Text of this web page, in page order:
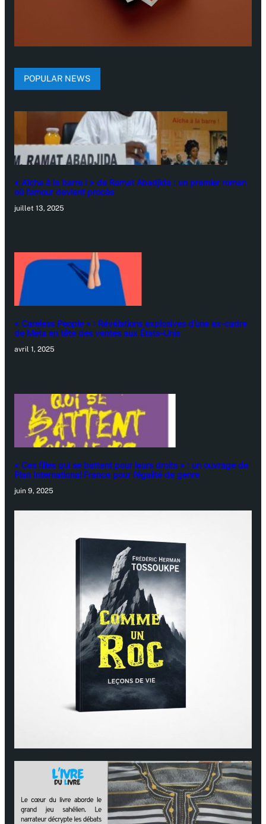
POPULAR NEWS
« Aïcha à la barre ! » de Ramat Abadjida : un premier roman
où l’amour devient procès
juillet 13, 2025
« Careless People » : Révélations explosives d’une ex-cadre
de Meta en tête des ventes aux États-Unis
avril 1, 2025
« Ces filles qui se battent pour leurs droits » : un ouvrage de
Plan International France pour l’égalité de genre
juin 9, 2025